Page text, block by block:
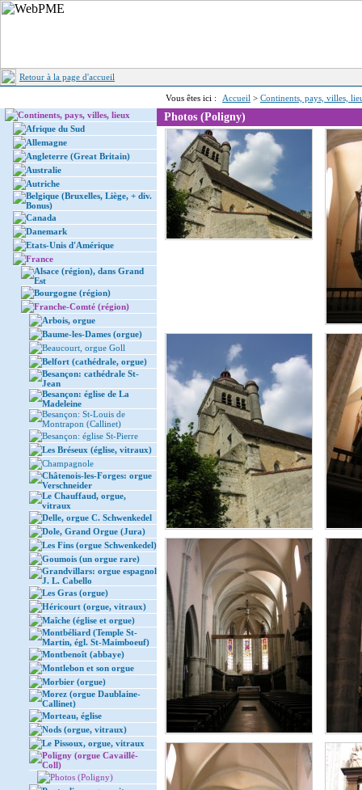
Retour à la page d'accueil
Vous êtes ici : Accueil > Continents, pays, villes,
Continents, pays, villes, lieux
Afrique du Sud
Allemagne
Angleterre (Great Britain)
Australie
Autriche
Belgique (Bruxelles, Liège, + div.
Bonus)
Canada
Danemark
Etats-Unis d'Amérique
France
Alsace (région), dans Grand
Est
Bourgogne (région)
Franche-Comté (région)
Arbois, orgue
Baume-les-Dames (orgue)
Beaucourt, orgue Goll
Belfort (cathédrale, orgue)
Besançon: cathédrale St-
Jean
Besançon: église de La
Madeleine
Besançon: St-Louis de
Montrapon (Callinet)
Besançon: église St-Pierre
Les Bréseux (église, vitraux)
Champagnole
Châtenois-les-Forges: orgue
Verschneider
Le Chauffaud, orgue,
vitraux
Delle, orgue C. Schwenkedel
Dole, Grand Orgue (Jura)
Les Fins (orgue Schwenkedel)
Goumois (un orgue rare)
Grandvillars: orgue espagnol
J. L. Cabello
Les Gras (orgue)
Héricourt (orgue, vitraux)
Maîche (église et orgue)
Montbéliard (Temple St-
Martin, égl. St-Maimboeuf)
Montbenoît (abbaye)
Montlebon et son orgue
Morbier (orgue)
Morez (orgue Daublaine-
Callinet)
Morteau, église
Nods (orgue, vitraux)
Le Pissoux, orgue, vitraux
Poligny (orgue Cavaillé-
Coll)
Photos (Poligny)
Photos (Poligny)